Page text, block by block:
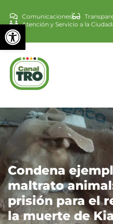
Abrir barra
Comunicaciones
Atención y Servicio a la
Condena
maltrato
prisión para el
la muerte de